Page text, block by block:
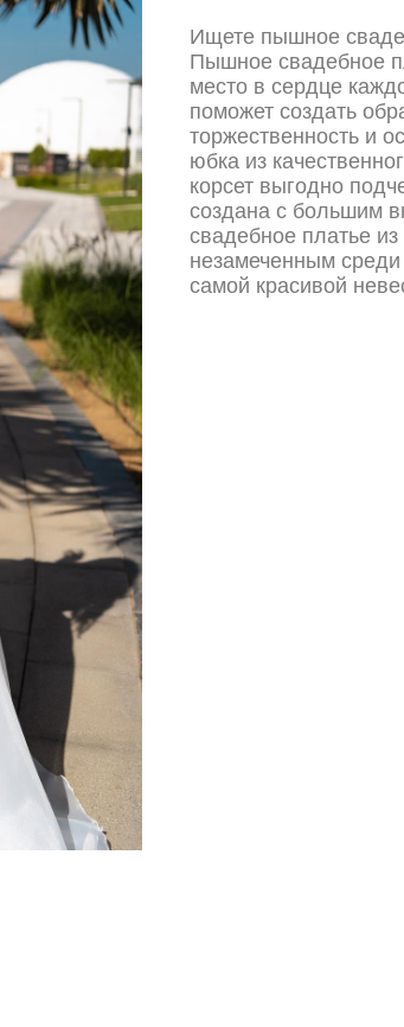
Ищете пышное
Пышное свадебное
место в сердце
поможет создать
торжественность и
юбка из
корсет выгодно
создана с большим
свадебное платье
незамеченным среди
самой красивой